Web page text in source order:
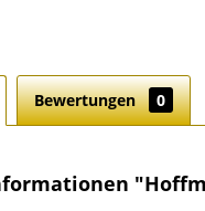
Bewertungen 0